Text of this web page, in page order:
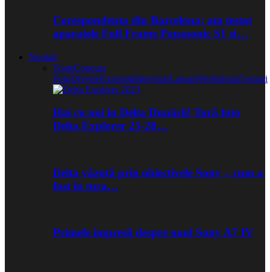
Corespondenta din Barcelona: am testat
aparatele Full Frame Panasonic S1 si…
Noutati
ToateConcurs
FotoDiverseExpozitiiInterviuriLansariWorkshopZvonuri
Hai cu noi în Delta Dunării! Tură foto
Delta Explorer 25-28…
Delta văzută prin obiectivele Sony – cum a
fost în tura…
Primele impresii despre noul Sony A7 IV